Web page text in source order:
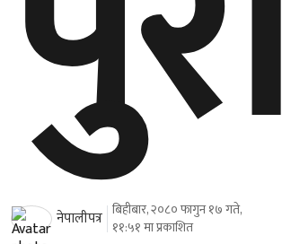
नेपालीपत्र बिहीबार, २०८० फागुन १७ गते,
११:५१ मा प्रकाशित